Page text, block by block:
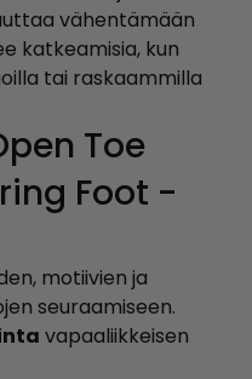
vähentämään
katkeamisia, kun
tai raskaammilla
Toe
Foot -
motiivien ja
seuraamiseen.
vapaaliikkeisen